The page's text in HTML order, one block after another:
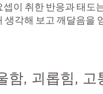
이 취한 반응과 태도
생각해 보고 깨달음을
함, 괴롭힘, 고